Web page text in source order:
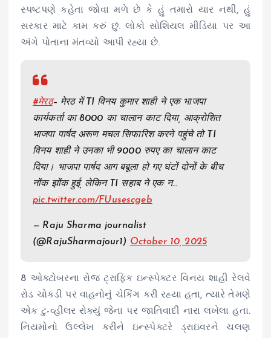
સ્પષ્ટપણે કહેતા જોવા મળે છે કે હું તમારો યાર નથી, હું
સરકાર માટે કામ કરું છું. લોકો સોશિયલ મીડિયા પર આ
અંગે પોતાના મંતવ્યો આપી રહ્યા છે.
#मेरठ– मेरठ में TI विनय कुमार शाही ने एक भाजपा
कार्यकर्ता का 8000 का चालान काट दिया, आक्रोशित
भाजपा पार्षद अरूण मचल सिफारिश करने पहुंचे तो TI
विनय शाही ने उनका भी 9000 रुपए का चालान काट
दिया। भाजपा पार्षद आग बबूला हो गए घंटों दोनों के बीच
नोंक झोंक हुई, लेकिन TI सहाब ने एक न…
pic.twitter.com/FUusescgeb
— Raju Sharma journalist
(@RajuSharmajour1) October 10, 2025
8 ઓક્ટોબરના રોજ ટ્રાફિક ઇન્સ્પેક્ટર વિનય શાહી રેલવે
રોડ ચોકડી પર વાહનોનું ચેકિંગ કરી રહ્યા હતા, ત્યારે તેમણે
એક ટુ-વ્હીલર રોક્યું જેના પર જાતિવાદી નારા લખેલા હતા.
નિયમોનો ઉલ્લેખ કરીને ઇન્સ્પેક્ટરે ડ્રાઇવરને ચલણ